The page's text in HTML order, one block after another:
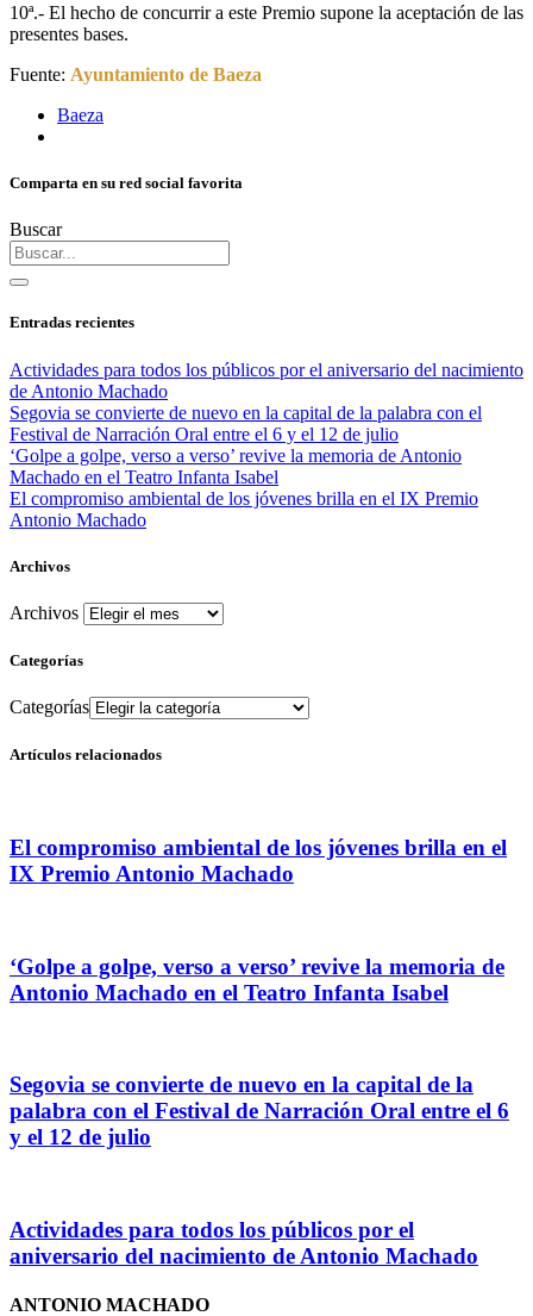
10ª.- El hecho de concurrir a este Premio supone la aceptación de las
presentes bases.
Fuente: Ayuntamiento de Baeza
Baeza
Comparta en su red social favorita
Buscar
Entradas recientes
Actividades para todos los públicos por el aniversario del nacimiento
de Antonio Machado
Segovia se convierte de nuevo en la capital de la palabra con el
Festival de Narración Oral entre el 6 y el 12 de julio
‘Golpe a golpe, verso a verso’ revive la memoria de Antonio
Machado en el Teatro Infanta Isabel
El compromiso ambiental de los jóvenes brilla en el IX Premio
Antonio Machado
Archivos
Archivos
Categorías
Categorías
Artículos relacionados
El compromiso ambiental de los jóvenes brilla en el
IX Premio Antonio Machado
‘Golpe a golpe, verso a verso’ revive la memoria de
Antonio Machado en el Teatro Infanta Isabel
Segovia se convierte de nuevo en la capital de la
palabra con el Festival de Narración Oral entre el 6
y el 12 de julio
Actividades para todos los públicos por el
aniversario del nacimiento de Antonio Machado
ANTONIO MACHADO